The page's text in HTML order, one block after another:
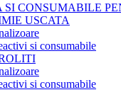
SI CONSUMABILE
USCATA
si consumabile
si consumabile